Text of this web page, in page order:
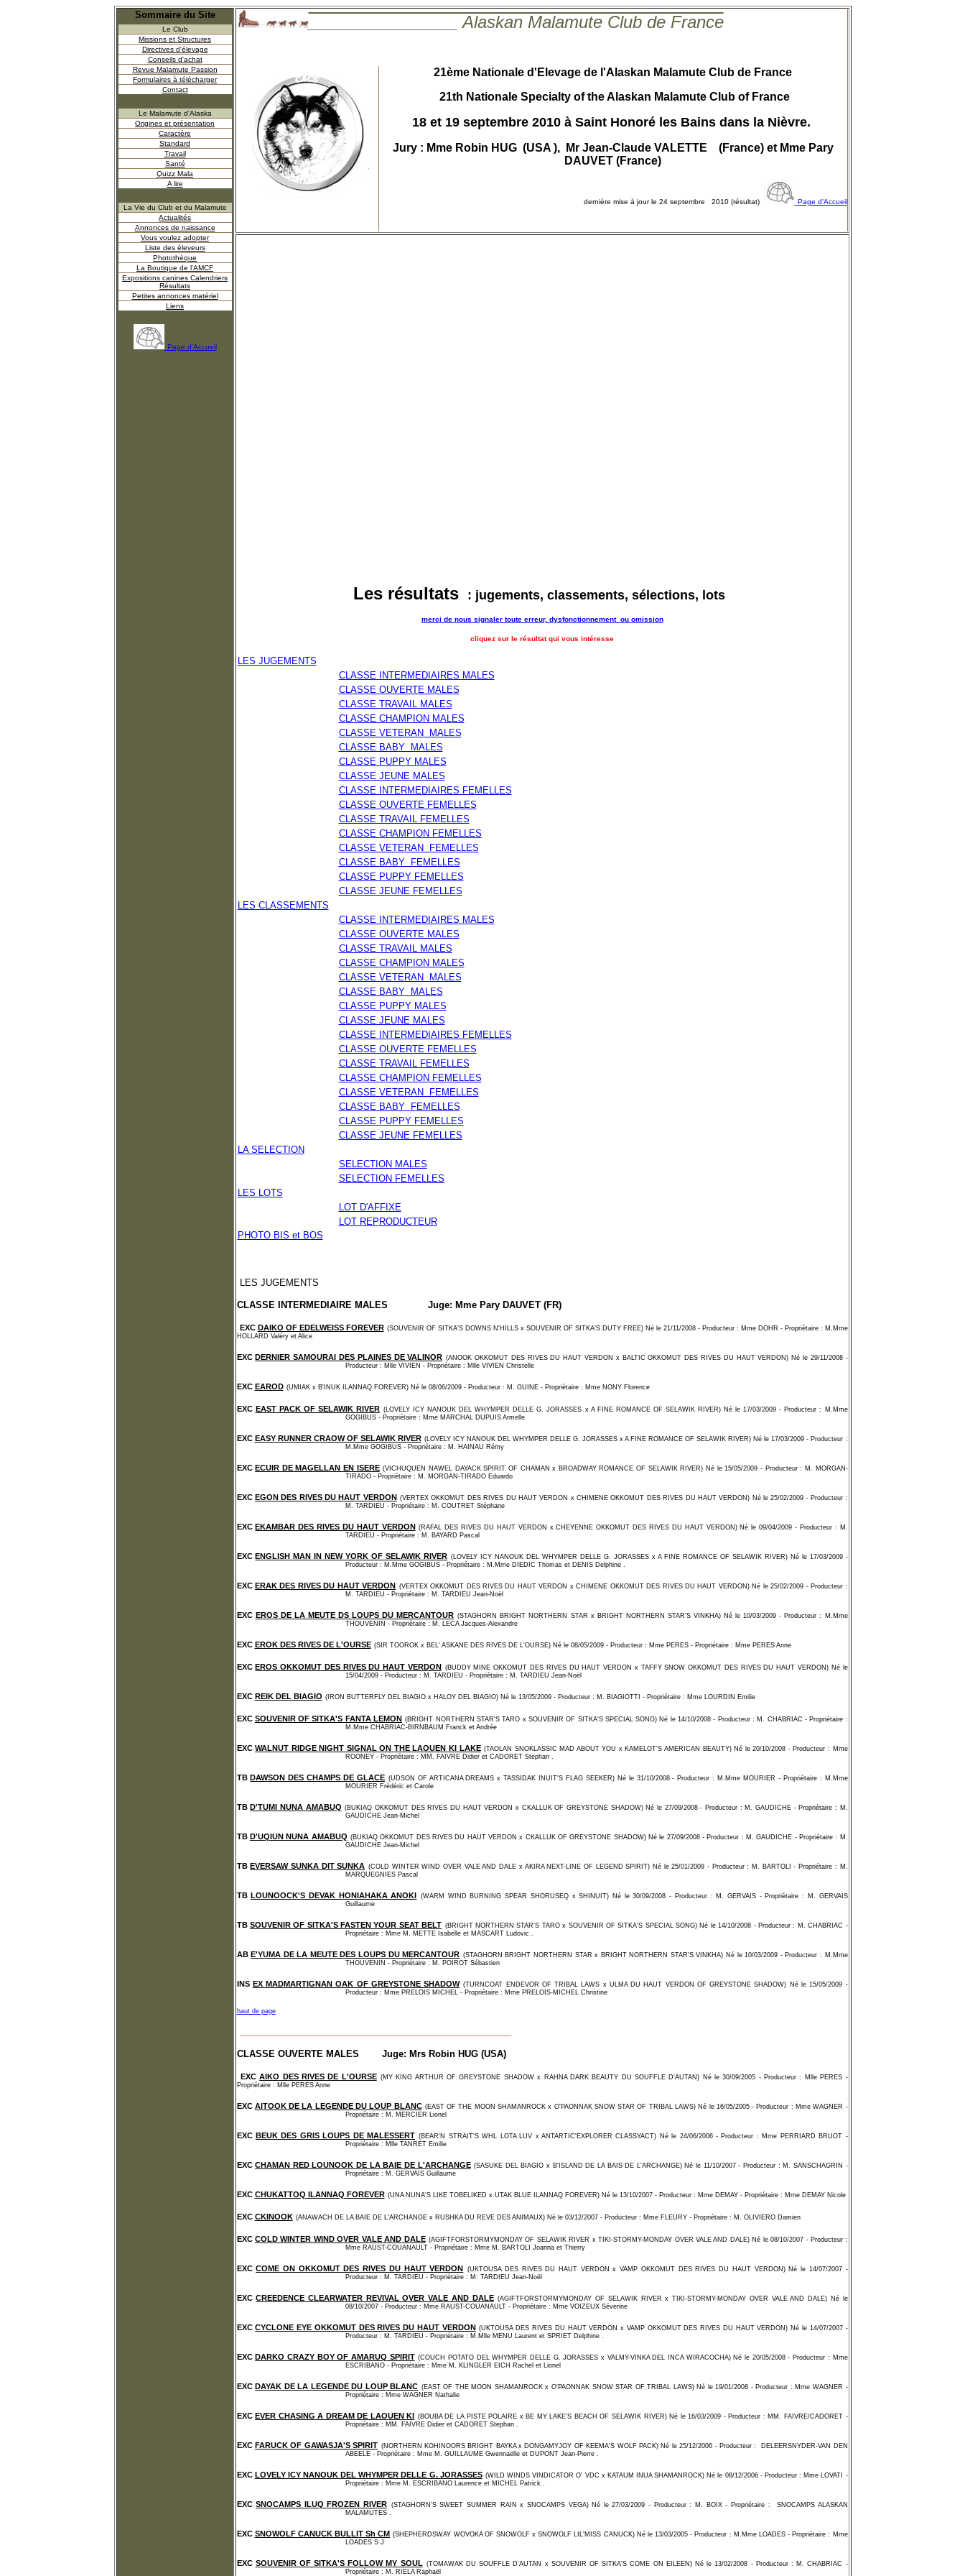
Sommaire du Site
Le Club
Missions et Structures
Directives d'élevage
Conseils d'achat
Revue Malamute Passion
Formulaires à télécharger
Contact
Le Malamute d'Alaska
Origines et présentation
Caractère
Standard
Travail
Santé
Quizz Mala
A lire
La Vie du Club et du Malamute
Actualités
Annonces de naissance
Vous voulez adopter
Liste des éleveurs
Photothèque
La Boutique de l'AMCF
Expositions canines Calendriers
Résultats
Petites annonces matériel
Liens
Page d'Accueil
________________ Alaskan Malamute Club de France
21ème Nationale d'Elevage de l'Alaskan Malamute Club de France
21th Nationale Specialty of the Alaskan Malamute Club of France
18 et 19 septembre 2010 à Saint Honoré les Bains dans la Nièvre.
Jury : Mme Robin HUG (USA ), Mr Jean-Claude VALETTE (France) et Mme Pary
DAUVET (France)
dernière mise à jour le 24 septembre 2010 (résultat) Page d'Accueil
Les résultats : jugements, classements, sélections, lots
merci de nous signaler toute erreur, dysfonctionnement ou omission
cliquez sur le résultat qui vous intéresse
LES JUGEMENTS
CLASSE INTERMEDIAIRES MALES
CLASSE OUVERTE MALES
CLASSE TRAVAIL MALES
CLASSE CHAMPION MALES
CLASSE VETERAN MALES
CLASSE BABY MALES
CLASSE PUPPY MALES
CLASSE JEUNE MALES
CLASSE INTERMEDIAIRES FEMELLES
CLASSE OUVERTE FEMELLES
CLASSE TRAVAIL FEMELLES
CLASSE CHAMPION FEMELLES
CLASSE VETERAN FEMELLES
CLASSE BABY FEMELLES
CLASSE PUPPY FEMELLES
CLASSE JEUNE FEMELLES
LES CLASSEMENTS
CLASSE INTERMEDIAIRES MALES
CLASSE OUVERTE MALES
CLASSE TRAVAIL MALES
CLASSE CHAMPION MALES
CLASSE VETERAN MALES
CLASSE BABY MALES
CLASSE PUPPY MALES
CLASSE JEUNE MALES
CLASSE INTERMEDIAIRES FEMELLES
CLASSE OUVERTE FEMELLES
CLASSE TRAVAIL FEMELLES
CLASSE CHAMPION FEMELLES
CLASSE VETERAN FEMELLES
CLASSE BABY FEMELLES
CLASSE PUPPY FEMELLES
CLASSE JEUNE FEMELLES
LA SELECTION
SELECTION MALES
SELECTION FEMELLES
LES LOTS
LOT D'AFFIXE
LOT REPRODUCTEUR
PHOTO BIS et BOS
LES JUGEMENTS
CLASSE INTERMEDIAIRE MALES Juge: Mme Pary DAUVET (FR)
EXC DAIKO OF EDELWEISS FOREVER (SOUVENIR OF SITKA'S DOWNS N'HILLS x SOUVENIR OF SITKA'S DUTY FREE) Né le 21/11/2008 - Producteur : Mme DOHR - Propriétaire : M.Mme
HOLLARD Valéry et Alice
EXC DERNIER SAMOURAI DES PLAINES DE VALINOR (ANOOK OKKOMUT DES RIVES DU HAUT VERDON x BALTIC OKKOMUT DES RIVES DU HAUT VERDON) Né le 29/11/2008 -
Producteur : Mlle VIVIEN - Propriétaire : Mlle VIVIEN Christelle
EXC EAROD (UMIAK x B'INUK ILANNAQ FOREVER) Né le 08/06/2009 - Producteur : M. GUINE - Propriétaire : Mme NONY Florence
EXC EAST PACK OF SELAWIK RIVER (LOVELY ICY NANOUK DEL WHYMPER DELLE G. JORASSES x A FINE ROMANCE OF SELAWIK RIVER) Né le 17/03/2009 - Producteur : M.Mme
GOGIBUS - Propriétaire : Mme MARCHAL DUPUIS Armelle
EXC EASY RUNNER CRAOW OF SELAWIK RIVER (LOVELY ICY NANOUK DEL WHYMPER DELLE G. JORASSES x A FINE ROMANCE OF SELAWIK RIVER) Né le 17/03/2009 - Producteur :
M.Mme GOGIBUS - Propriétaire : M. HAINAU Rémy
EXC ECUIR DE MAGELLAN EN ISERE (VICHUQUEN NAWEL DAYACK SPIRIT OF CHAMAN x BROADWAY ROMANCE OF SELAWIK RIVER) Né le 15/05/2009 - Producteur : M. MORGAN-
TIRADO - Propriétaire : M. MORGAN-TIRADO Eduardo
EXC EGON DES RIVES DU HAUT VERDON (VERTEX OKKOMUT DES RIVES DU HAUT VERDON x CHIMENE OKKOMUT DES RIVES DU HAUT VERDON) Né le 25/02/2009 - Producteur :
M. TARDIEU - Propriétaire : M. COUTRET Stéphane
EXC EKAMBAR DES RIVES DU HAUT VERDON (RAFAL DES RIVES DU HAUT VERDON x CHEYENNE OKKOMUT DES RIVES DU HAUT VERDON) Né le 09/04/2009 - Producteur : M.
TARDIEU - Propriétaire : M. BAYARD Pascal
EXC ENGLISH MAN IN NEW YORK OF SELAWIK RIVER (LOVELY ICY NANOUK DEL WHYMPER DELLE G. JORASSES x A FINE ROMANCE OF SELAWIK RIVER) Né le 17/03/2009 -
Producteur : M.Mme GOGIBUS - Propriétaire : M.Mme DIEDIC Thomas et DENIS Delphine .
EXC ERAK DES RIVES DU HAUT VERDON (VERTEX OKKOMUT DES RIVES DU HAUT VERDON x CHIMENE OKKOMUT DES RIVES DU HAUT VERDON) Né le 25/02/2009 - Producteur :
M. TARDIEU - Propriétaire : M. TARDIEU Jean-Noël
EXC EROS DE LA MEUTE DS LOUPS DU MERCANTOUR (STAGHORN BRIGHT NORTHERN STAR x BRIGHT NORTHERN STAR'S VINKHA) Né le 10/03/2009 - Producteur : M.Mme
THOUVENIN - Propriétaire : M. LECA Jacques-Alexandre
EXC EROK DES RIVES DE L'OURSE (SIR TOOROK x BEL' ASKANE DES RIVES DE L'OURSE) Né le 08/05/2009 - Producteur : Mme PERES - Propriétaire : Mme PERES Anne
EXC EROS OKKOMUT DES RIVES DU HAUT VERDON (BUDDY MINE OKKOMUT DES RIVES DU HAUT VERDON x TAFFY SNOW OKKOMUT DES RIVES DU HAUT VERDON) Né le
15/04/2009 - Producteur : M. TARDIEU - Propriétaire : M. TARDIEU Jean-Noël
EXC REIK DEL BIAGIO (IRON BUTTERFLY DEL BIAGIO x HALOY DEL BIAGIO) Né le 13/05/2009 - Producteur : M. BIAGIOTTI - Propriétaire : Mme LOURDIN Emilie
EXC SOUVENIR OF SITKA'S FANTA LEMON (BRIGHT NORTHERN STAR'S TARO x SOUVENIR OF SITKA'S SPECIAL SONG) Né le 14/10/2008 - Producteur : M. CHABRIAC - Propriétaire :
M.Mme CHABRIAC-BIRNBAUM Franck et Andrée
EXC WALNUT RIDGE NIGHT SIGNAL ON THE LAOUEN KI LAKE (TAOLAN SNOKLASSIC MAD ABOUT YOU x KAMELOT'S AMERICAN BEAUTY) Né le 20/10/2008 - Producteur : Mme
ROONEY - Propriétaire : MM. FAIVRE Didier et CADORET Stephan .
TB DAWSON DES CHAMPS DE GLACE (UDSON OF ARTICANA DREAMS x TASSIDAK INUIT'S FLAG SEEKER) Né le 31/10/2008 - Producteur : M.Mme MOURIER - Propriétaire : M.Mme
MOURIER Frédéric et Carole
TB D'TUMI NUNA AMABUQ (BUKIAQ OKKOMUT DES RIVES DU HAUT VERDON x CKALLUK OF GREYSTONE SHADOW) Né le 27/09/2008 - Producteur : M. GAUDICHE - Propriétaire : M.
GAUDICHE Jean-Michel
TB D'UQIUN NUNA AMABUQ (BUKIAQ OKKOMUT DES RIVES DU HAUT VERDON x CKALLUK OF GREYSTONE SHADOW) Né le 27/09/2008 - Producteur : M. GAUDICHE - Propriétaire : M.
GAUDICHE Jean-Michel
TB EVERSAW SUNKA DIT SUNKA (COLD WINTER WIND OVER VALE AND DALE x AKIRA NEXT-LINE OF LEGEND SPIRIT) Né le 25/01/2009 - Producteur : M. BARTOLI - Propriétaire : M.
MARQUEGNIES Pascal
TB LOUNOOCK'S DEVAK HONIAHAKA ANOKI
(WARM WIND BURNING SPEAR SHORUSEQ x SHINUIT) Né le 30/09/2008 - Producteur : M. GERVAIS - Propriétaire : M. GERVAIS
Guillaume
TB SOUVENIR OF SITKA'S FASTEN YOUR SEAT BELT (BRIGHT NORTHERN STAR'S TARO x SOUVENIR OF SITKA'S SPECIAL SONG) Né le 14/10/2008 - Producteur : M. CHABRIAC -
Propriétaire : Mme M. METTE Isabelle et MASCART Ludovic .
AB E'YUMA DE LA MEUTE DES LOUPS DU MERCANTOUR (STAGHORN BRIGHT NORTHERN STAR x BRIGHT NORTHERN STAR'S VINKHA) Né le 10/03/2009 - Producteur : M.Mme
THOUVENIN - Propriétaire : M. POIROT Sébastien
INS EX MADMARTIGNAN OAK OF GREYSTONE SHADOW (TURNCOAT ENDEVOR OF TRIBAL LAWS x ULMA DU HAUT VERDON OF GREYSTONE SHADOW) Né le 15/05/2009 -
Producteur : Mme PRELOIS MICHEL - Propriétaire : Mme PRELOIS-MICHEL Christine
haut de page
CLASSE OUVERTE MALES Juge: Mrs Robin HUG (USA)
EXC AIKO DES RIVES DE L'OURSE (MY KING ARTHUR OF GREYSTONE SHADOW x RAHNA DARK BEAUTY DU SOUFFLE D'AUTAN) Né le 30/09/2005 - Producteur : Mlle PERES -
Propriétaire : Mlle PERES Anne
EXC AITOOK DE LA LEGENDE DU LOUP BLANC (EAST OF THE MOON SHAMANROCK x O'PAONNAK SNOW STAR OF TRIBAL LAWS) Né le 16/05/2005 - Producteur : Mme WAGNER -
Propriétaire : M. MERCIER Lionel
EXC BEUK DES GRIS LOUPS DE MALESSERT (BEAR'N STRAIT'S WHL LOTA LUV x ANTARTIC'EXPLORER CLASSYACT) Né le 24/06/2006 - Producteur : Mme PERRIARD BRUOT -
Propriétaire : Mlle TANRET Emilie
EXC CHAMAN RED LOUNOOK DE LA BAIE DE L'ARCHANGE (SASUKE DEL BIAGIO x B'ISLAND DE LA BAIS DE L'ARCHANGE) Né le 11/10/2007 - Producteur : M. SANSCHAGRIN -
Propriétaire : M. GERVAIS Guillaume
EXC CHUKATTOQ ILANNAQ FOREVER (UNA NUNA'S LIKE TOBELIKED x UTAK BLUE ILANNAQ FOREVER) Né le 13/10/2007 - Producteur : Mme DEMAY - Propriétaire : Mme DEMAY Nicole
EXC CKINOOK (ANAWACH DE LA BAIE DE L'ARCHANGE x RUSHKA DU REVE DES ANIMAUX) Né le 03/12/2007 - Producteur : Mme FLEURY - Propriétaire : M. OLIVIERO Damien
EXC COLD WINTER WIND OVER VALE AND DALE (AGIFTFORSTORMYMONDAY OF SELAWIK RIVER x TIKI-STORMY-MONDAY OVER VALE AND DALE) Né le 08/10/2007 - Producteur :
Mme RAUST-COUANAULT - Propriétaire : Mme M. BARTOLI Joanna et Thierry
EXC COME ON OKKOMUT DES RIVES DU HAUT VERDON
(UKTOUSA DES RIVES DU HAUT VERDON x VAMP OKKOMUT DES RIVES DU HAUT VERDON) Né le 14/07/2007 -
Producteur : M. TARDIEU - Propriétaire : M. TARDIEU Jean-Noël
EXC CREEDENCE CLEARWATER REVIVAL OVER VALE AND DALE (AGIFTFORSTORMYMONDAY OF SELAWIK RIVER x TIKI-STORMY-MONDAY OVER VALE AND DALE) Né le
08/10/2007 - Producteur : Mme RAUST-COUANAULT - Propriétaire : Mme VOIZEUX Séverine
EXC CYCLONE EYE OKKOMUT DES RIVES DU HAUT VERDON (UKTOUSA DES RIVES DU HAUT VERDON x VAMP OKKOMUT DES RIVES DU HAUT VERDON) Né le 14/07/2007 -
Producteur : M. TARDIEU - Propriétaire : M.Mlle MENU Laurent et SPRIET Delphine .
EXC DARKO CRAZY BOY OF AMARUQ SPIRIT (COUCH POTATO DEL WHYMPER DELLE G. JORASSES x VALMY-VINKA DEL INCA WIRACOCHA) Né le 20/05/2008 - Producteur : Mme
ESCRIBANO - Propriétaire : Mme M. KLINGLER EICH Rachel et Lionel
EXC DAYAK DE LA LEGENDE DU LOUP BLANC (EAST OF THE MOON SHAMANROCK x O'PAONNAK SNOW STAR OF TRIBAL LAWS) Né le 19/01/2008 - Producteur : Mme WAGNER -
Propriétaire : Mme WAGNER Nathalie
EXC EVER CHASING A DREAM DE LAOUEN KI (BOUBA DE LA PISTE POLAIRE x BE MY LAKE'S BEACH OF SELAWIK RIVER) Né le 16/03/2009 - Producteur : MM. FAIVRE/CADORET -
Propriétaire : MM. FAIVRE Didier et CADORET Stephan .
EXC FARUCK OF GAWASJA'S SPIRIT (NORTHERN KOHINOORS BRIGHT BAYKA x DONGAMYJOY OF KEEMA'S WOLF PACK) Né le 25/12/2006 - Producteur : DELEERSNYDER-VAN DEN
ABEELE - Propriétaire : Mme M. GUILLAUME Gwennaëlle et DUPONT Jean-Pierre .
EXC LOVELY ICY NANOUK DEL WHYMPER DELLE G. JORASSES (WILD WINDS VINDICATOR O' VDC x KATAUM INUA SHAMANROCK) Né le 08/12/2006 - Producteur : Mme LOVATI -
Propriétaire : Mme M. ESCRIBANO Laurence et MICHEL Patrick .
EXC SNOCAMPS ILUQ FROZEN RIVER (STAGHORN'S SWEET SUMMER RAIN x SNOCAMPS VEGA) Né le 27/03/2009 - Producteur : M. BOIX - Propriétaire : SNOCAMPS ALASKAN
MALAMUTES .
EXC SNOWOLF CANUCK BULLIT Sh CM (SHEPHERDSWAY WOVOKA OF SNOWOLF x SNOWOLF LIL'MISS CANUCK) Né le 13/03/2005 - Producteur : M.Mme LOADES - Propriétaire : Mme
LOADES S J
EXC SOUVENIR OF SITKA'S FOLLOW MY SOUL (TOMAWAK DU SOUFFLE D'AUTAN x SOUVENIR OF SITKA'S COME ON EILEEN) Né le 13/02/2008 - Producteur : M. CHABRIAC -
Propriétaire : M. RIELA Raphaël